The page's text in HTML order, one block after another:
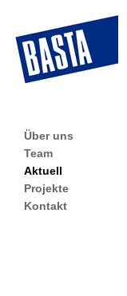
Über uns
Team
Aktuell
Projekte
Kontakt